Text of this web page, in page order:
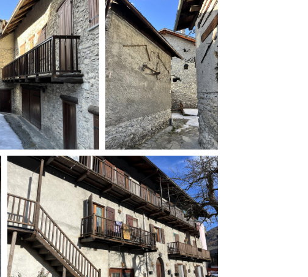
Days
Film Festival
Internazionale d’Arte
Venezia
International Film Festival
del Cinema di Roma
Film Festival
di Donatello
d’Argento
Solinas
Location - Accedi al tuo profilo
- Nuovo utente
Newsletter
Lavora con noi
- Tirocini - Scuola e Lavoro
Elenco Operatori Economici per
affidamento lavori in economia